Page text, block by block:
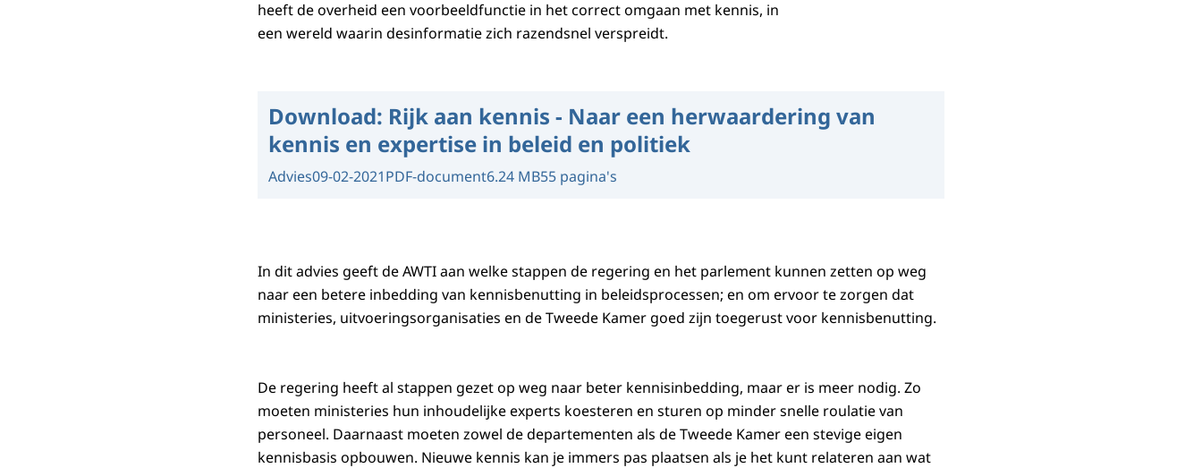
heeft de overheid een voorbeeldfunctie in het correct omgaan met kennis, in
een wereld waarin desinformatie zich razendsnel verspreidt.
Download: Rijk aan kennis - Naar een herwaardering van
kennis en expertise in beleid en politiek
Advies09-02-2021PDF-document6.24 MB55 pagina's
In dit advies geeft de AWTI aan welke stappen de regering en het parlement kunnen zetten op weg
naar een betere inbedding van kennisbenutting in beleidsprocessen; en om ervoor te zorgen dat
ministeries, uitvoeringsorganisaties en de Tweede Kamer goed zijn toegerust voor kennisbenutting.
De regering heeft al stappen gezet op weg naar beter kennisinbedding, maar er is meer nodig. Zo
moeten ministeries hun inhoudelijke experts koesteren en sturen op minder snelle roulatie van
personeel. Daarnaast moeten zowel de departementen als de Tweede Kamer een stevige eigen
kennisbasis opbouwen. Nieuwe kennis kan je immers pas plaatsen als je het kunt relateren aan wat